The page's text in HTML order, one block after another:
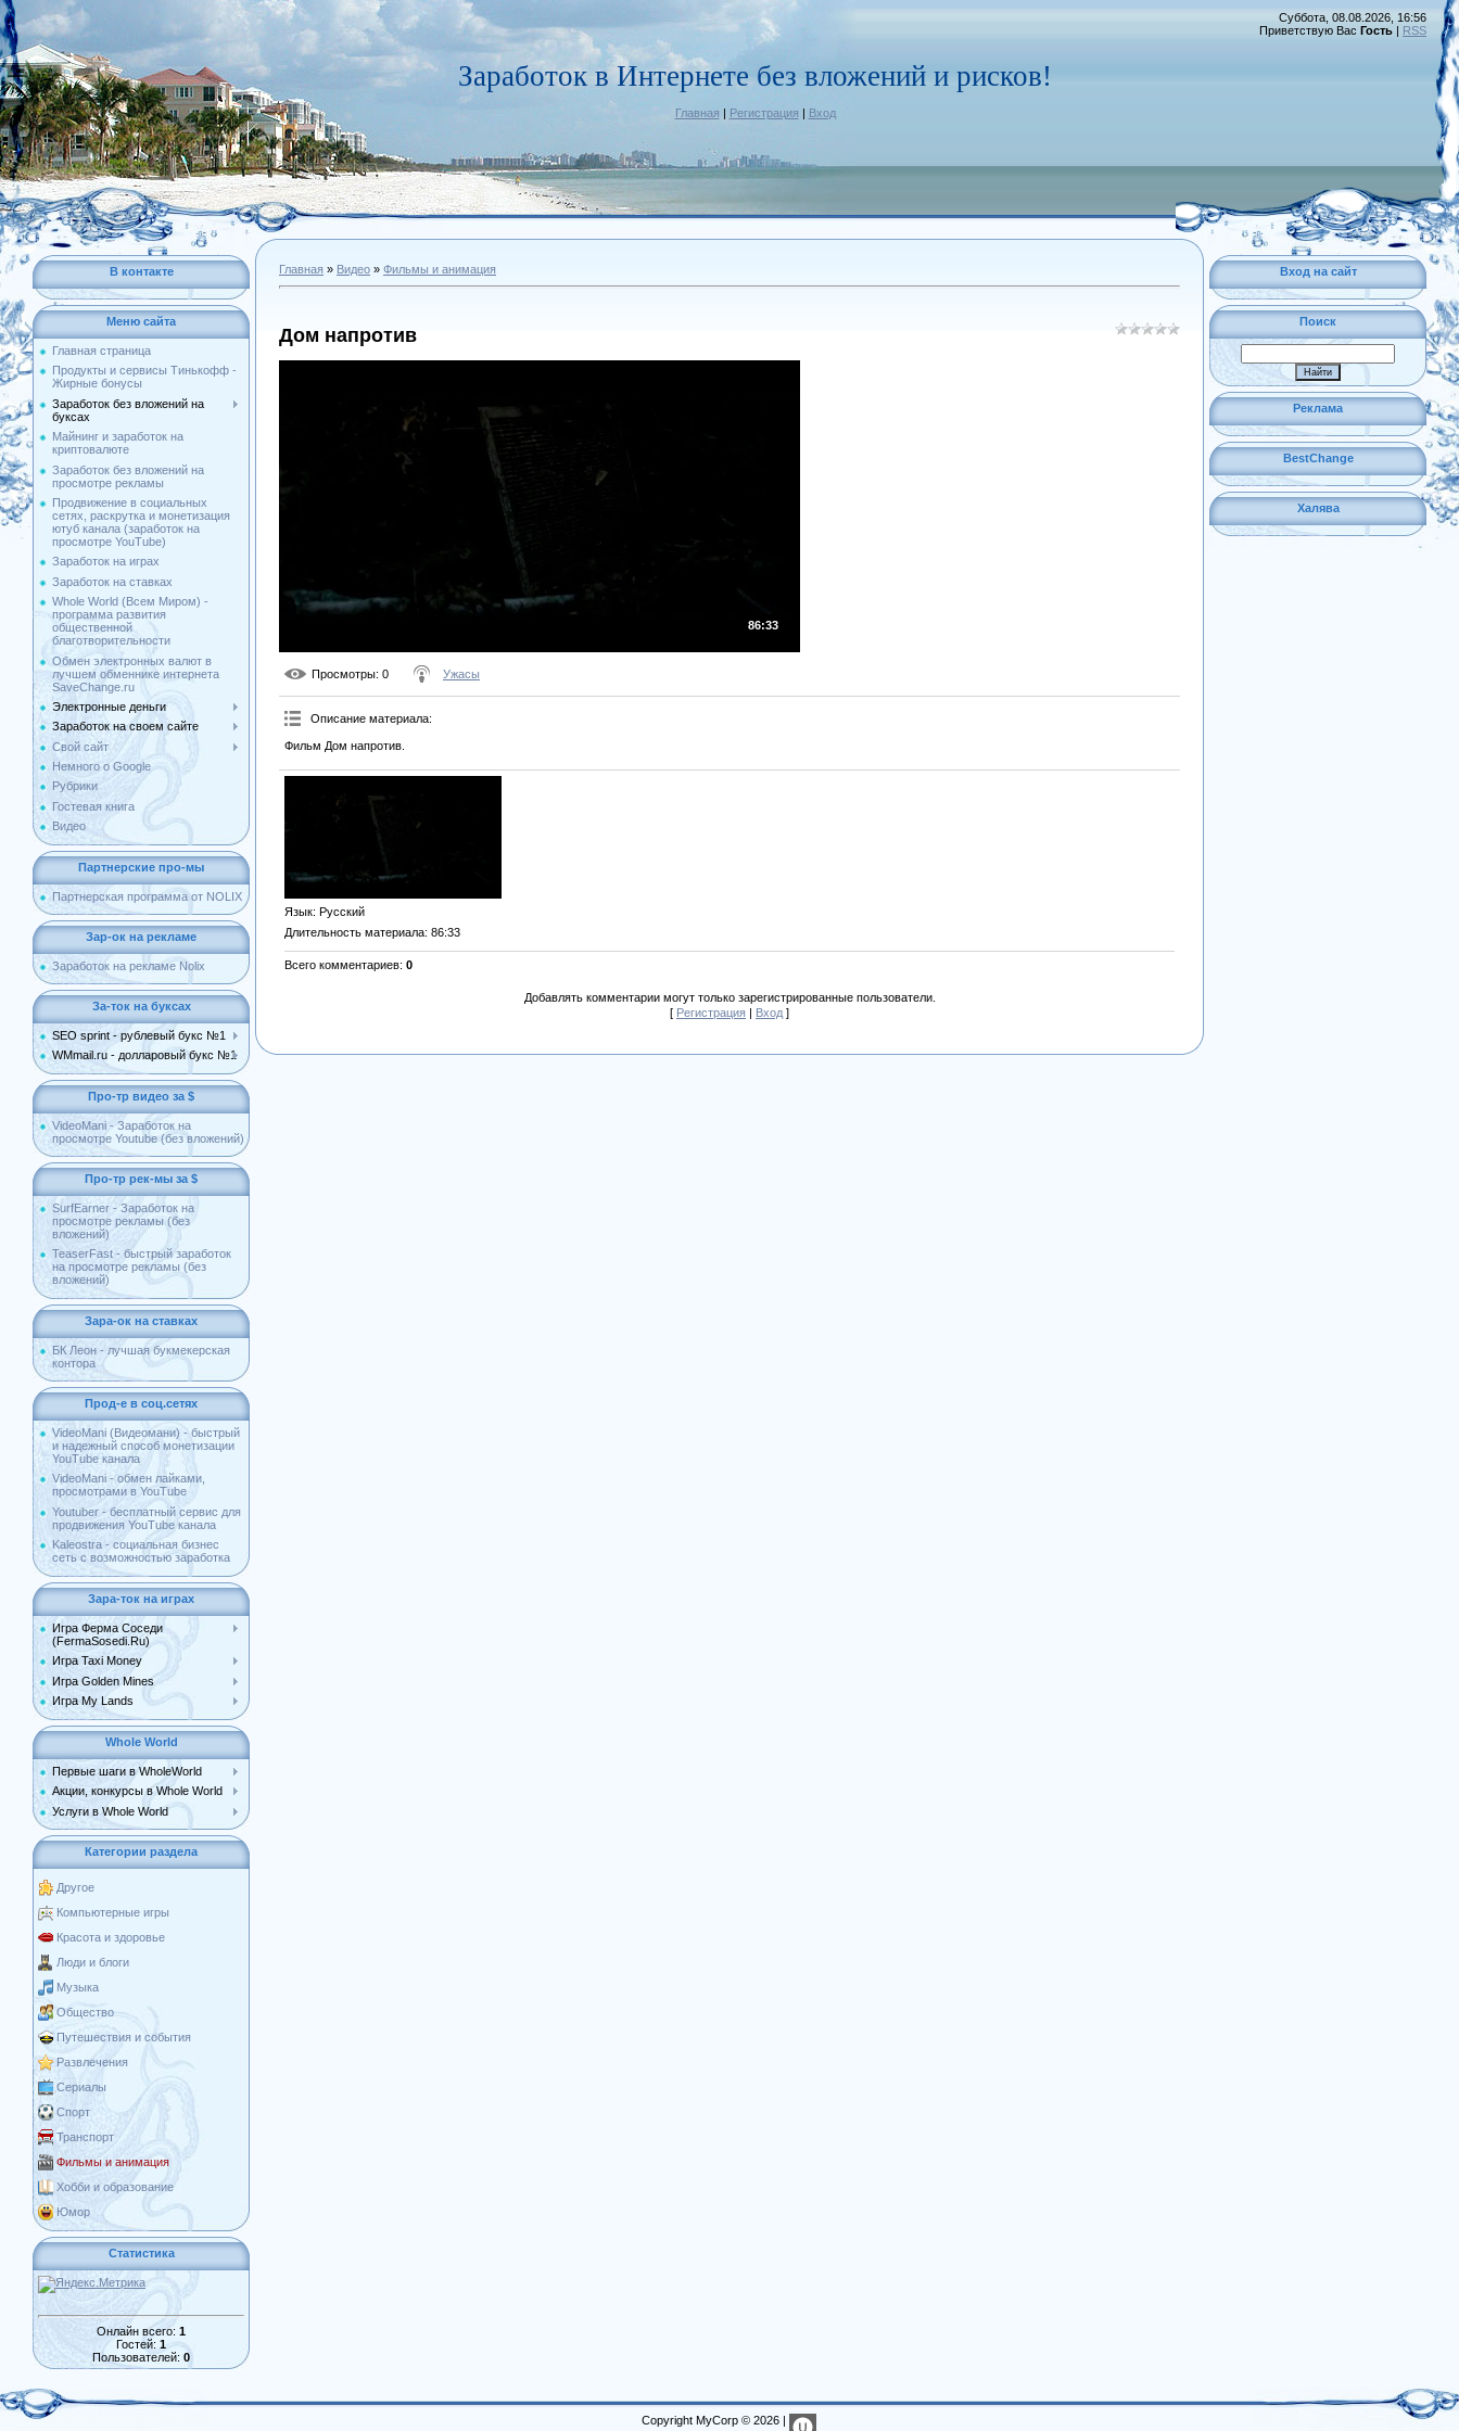
Заработок в Интернете без вложений и рисков!
Главная | Регистрация | Вход
Суббота, 08.08.2026, 16:56
Приветствую Вас Гость | RSS
В контакте
Меню сайта
Главная страница
Продукты и сервисы Тинькофф -
Жирные бонусы
Заработок без вложений на
буксах
Майнинг и заработок на
криптовалюте
Заработок без вложений на
просмотре рекламы
Продвижение в социальных
сетях, раскрутка и монетизация
ютуб канала (заработок на
просмотре YouTube)
Заработок на играх
Заработок на ставках
Whole World (Всем Миром) -
программа развития
общественной
благотворительности
Обмен электронных валют в
лучшем обменнике интернета
SaveChange.ru
Электронные деньги
Заработок на своем сайте
Свой сайт
Немного о Google
Рубрики
Гостевая книга
Видео
Партнерские про-мы
Партнерская программа от NOLIX
Зар-ок на рекламе
Заработок на рекламе Nolix
За-ток на буксах
SEO sprint - рублевый букс №1
WMmail.ru - долларовый букс №1
Про-тр видео за $
VideoMani - Заработок на
просмотре Youtube (без вложений)
Про-тр рек-мы за $
SurfEarner - Заработок на
просмотре рекламы (без
вложений)
TeaserFast - быстрый заработок
на просмотре рекламы (без
вложений)
Зара-ок на ставках
БК Леон - лучшая букмекерская
контора
Прод-е в соц.сетях
VideoMani (Видеомани) - быстрый
и надежный способ монетизации
YouTube канала
VideoMani - обмен лайками,
просмотрами в YouTube
Youtuber - бесплатный сервис для
продвижения YouTube канала
Kaleostra - социальная бизнес
сеть с возможностью заработка
Зара-ток на играх
Игра Ферма Соседи
(FermaSosedi.Ru)
Игра Taxi Money
Игра Golden Mines
Игра My Lands
Whole World
Первые шаги в WholeWorld
Акции, конкурсы в Whole World
Услуги в Whole World
Категории раздела
Другое
Компьютерные игры
Красота и здоровье
Люди и блоги
Музыка
Общество
Путешествия и события
Развлечения
Сериалы
Спорт
Транспорт
Фильмы и анимация
Хобби и образование
Юмор
Статистика
Онлайн всего: 1
Гостей: 1
Пользователей: 0
Главная » Видео » Фильмы и анимация
Дом напротив
86:33
Просмотры: 0 Ужасы
Описание материала:
Фильм Дом напротив.
Язык: Русский
Длительность материала: 86:33
Всего комментариев: 0
Добавлять комментарии могут только зарегистрированные пользователи.
[ Регистрация | Вход ]
Вход на сайт
Поиск
Реклама
BestChange
Халява
Copyright MyCorp © 2026 |